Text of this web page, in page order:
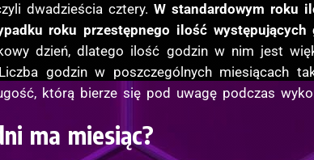
dwadzieścia cztery.W standardowym roku
roku przestępnego ilość
dzień, dlatego ilość godzin w nim jest
godzin w poszczególnych miesiącach
którą bierze się pod uwagę podczas
ma miesiąc?